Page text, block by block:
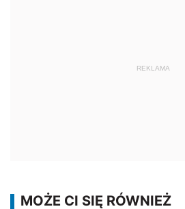
REKLAMA